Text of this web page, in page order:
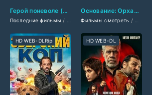
/Драмы 2024 /Сериалы 2024/Фильмы
Герой поневоле (2025)
Последние фильмы / Фильмы 2025 /Комедии 2025
Основание: Орхан (2025)
Фильмы смотреть /
HD WEB-DLRip HD WEB-DL